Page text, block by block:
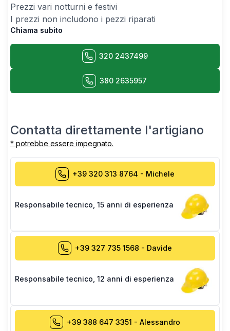
Prezzi vari notturni e festivi
I prezzi non includono i pezzi riparati
Chiama subito
320 2437499
380 2635957
Contatta direttamente l'artigiano
* potrebbe essere impegnato.
+39 320 313 8764 - Michele
Responsabile tecnico 15 anni di esperienza
+39 327 735 1568 - Davide
Responsabile tecnico 12 anni di esperienza
+39 388 647 3351 - Alessandro